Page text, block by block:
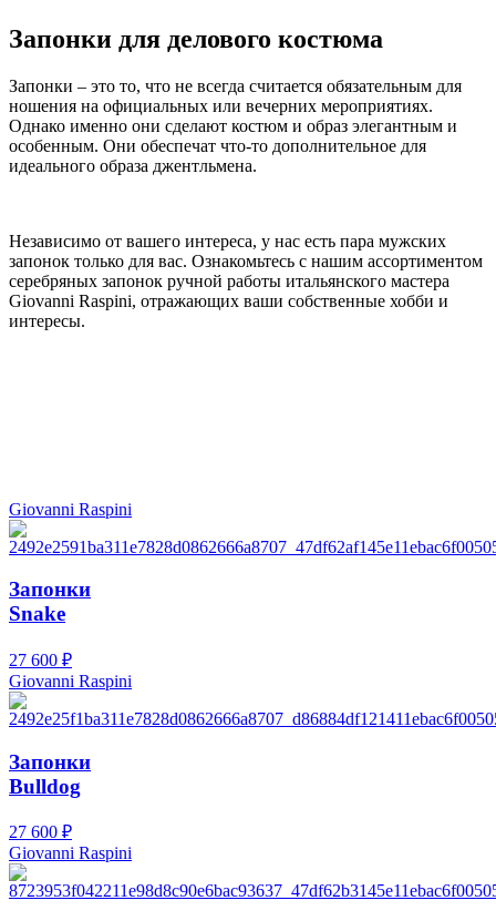
Запонки для делового костюма
Запонки – это то, что не всегда считается обязательным для
ношения на официальных или вечерних мероприятиях.
Однако именно они сделают костюм и образ элегантным и
особенным. Они обеспечат что-то дополнительное для
идеального образа джентльмена.
Независимо от вашего интереса, у нас есть пара мужских
запонок только для вас. Ознакомьтесь с нашим ассортиментом
серебряных запонок ручной работы итальянского мастера
Giovanni Raspini, отражающих ваши собственные хобби и
интересы.
Giovanni Raspini
Запонки
Snake
27 600 ₽
Giovanni Raspini
Запонки
Bulldog
27 600 ₽
Giovanni Raspini